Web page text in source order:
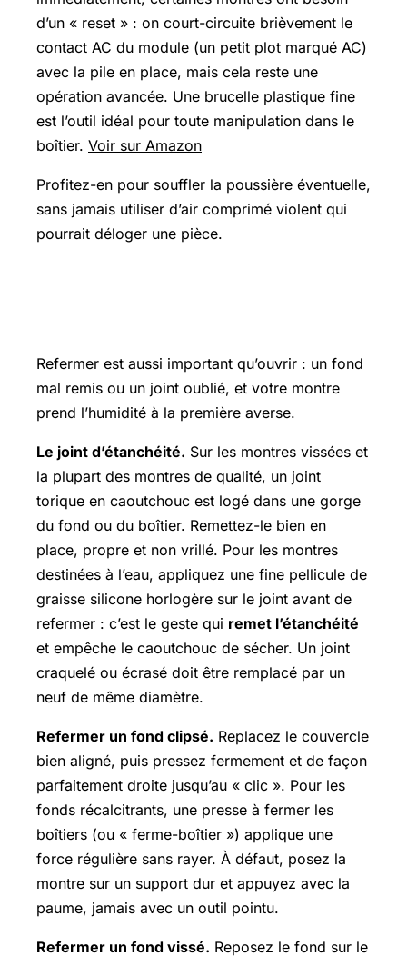
d’un « reset » : on court-circuite brièvement le
contact AC du module (un petit plot marqué AC)
avec la pile en place, mais cela reste une
opération avancée. Une brucelle plastique fine
est l’outil idéal pour toute manipulation dans le
boîtier. Voir sur Amazon
Profitez-en pour souffler la poussière éventuelle,
sans jamais utiliser d’air comprimé violent qui
pourrait déloger une pièce.
Refermer est aussi important qu’ouvrir : un fond
mal remis ou un joint oublié, et votre montre
prend l’humidité à la première averse.
Le joint d’étanchéité. Sur les montres vissées et
la plupart des montres de qualité, un joint
torique en caoutchouc est logé dans une gorge
du fond ou du boîtier. Remettez-le bien en
place, propre et non vrillé. Pour les montres
destinées à l’eau, appliquez une fine pellicule de
graisse silicone horlogère sur le joint avant de
refermer : c’est le geste qui remet l’étanchéité
et empêche le caoutchouc de sécher. Un joint
craquelé ou écrasé doit être remplacé par un
neuf de même diamètre.
Refermer un fond clipsé. Replacez le couvercle
bien aligné, puis pressez fermement et de façon
parfaitement droite jusqu’au « clic ». Pour les
fonds récalcitrants, une presse à fermer les
boîtiers (ou « ferme-boîtier ») applique une
force régulière sans rayer. À défaut, posez la
montre sur un support dur et appuyez avec la
paume, jamais avec un outil pointu.
Refermer un fond vissé. Reposez le fond sur le